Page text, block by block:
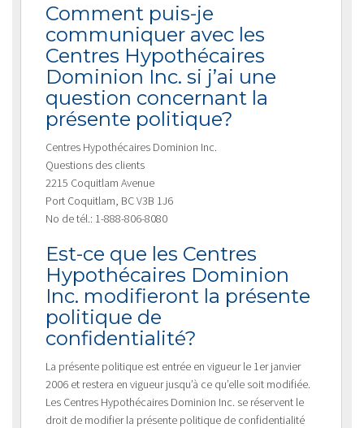
Comment puis-je
communiquer avec les
Centres Hypothécaires
Dominion Inc. si j’ai une
question concernant la
présente politique?
Centres Hypothécaires Dominion Inc.
Questions des clients
2215 Coquitlam Avenue
Port Coquitlam, BC V3B 1J6
No de tél.: 1-888-806-8080
Est-ce que les Centres
Hypothécaires Dominion
Inc. modifieront la présente
politique de
confidentialité?
La présente politique est entrée en vigueur le 1er janvier
2006 et restera en vigueur jusqu’à ce qu’elle soit modifiée.
Les Centres Hypothécaires Dominion Inc. se réservent le
droit de modifier la présente politique de confidentialité